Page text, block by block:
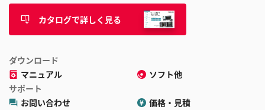
カタログで詳しく見る
ダウンロード
マニュアル
ソフト他
サポート
お問い合わせ
価格・見積